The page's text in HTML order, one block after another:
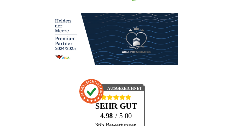
AUSGEZEICHNET
SEHR GUT
4.98/ 5.00